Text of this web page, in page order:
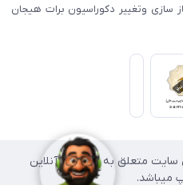
سازی وتغییر دکوراسیون برات هیجان
متعلق به فروشگاه آنلاین
میباشد.